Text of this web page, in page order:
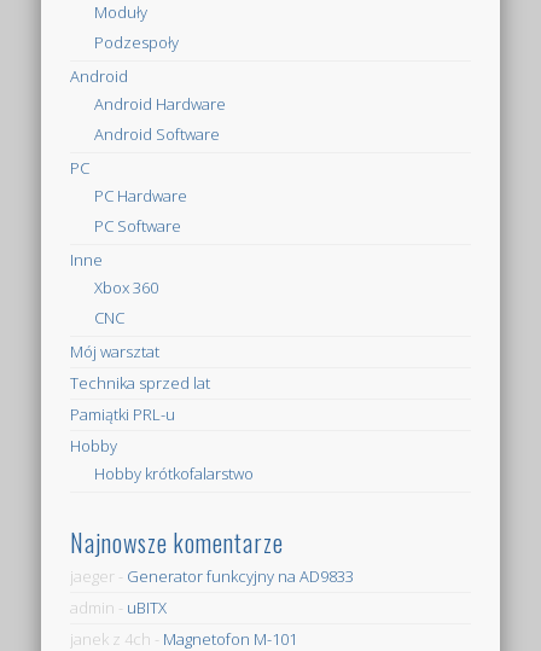
Moduły
Podzespoły
Android
Android Hardware
Android Software
PC
PC Hardware
PC Software
Inne
Xbox 360
CNC
Mój warsztat
Technika sprzed lat
Pamiątki PRL-u
Hobby
Hobby krótkofalarstwo
Najnowsze komentarze
jaeger - Generator funkcyjny na AD9833
admin - uBITX
janek z 4ch - Magnetofon M-101